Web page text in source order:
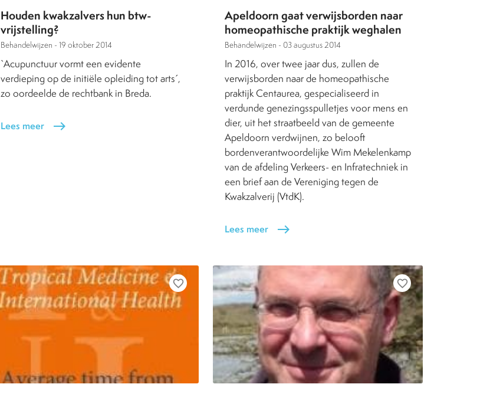
Houden kwakzalvers hun btw-
vrijstelling?
Behandelwijzen - 19 oktober 2014
`Acupunctuur vormt een evidente
verdieping op de initiële opleiding tot arts´,
zo oordeelde de rechtbank in Breda.
Lees meer east
Apeldoorn gaat verwijsborden naar
homeopathische praktijk weghalen
Behandelwijzen - 03 augustus 2014
In 2016, over twee jaar dus, zullen de
verwijsborden naar de homeopathische
praktijk Centaurea, gespecialiseerd in
verdunde genezingsspulletjes voor mens en
dier, uit het straatbeeld van de gemeente
Apeldoorn verdwijnen, zo belooft
bordenverantwoordelijke Wim Mekelenkamp
van de afdeling Verkeers- en Infratechniek in
een brief aan de Vereniging tegen de
Kwakzalverij (VtdK).
Lees meer east
favorite_border favorite_border